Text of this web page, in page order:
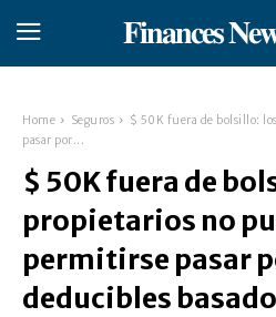
𝐅𝐢𝐧𝐚𝐧𝐜𝐞𝐬
Home Seguros
$ 50K fuera de bolsillo:
pasar por...
$ 50K fuera de
propietarios no
permitirse pasar
deducibles